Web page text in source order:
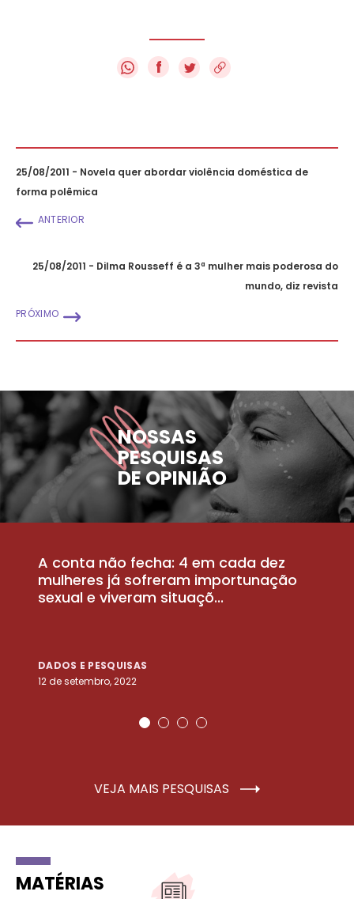
f
25/08/2011 - Novela quer abordar violência doméstica de
forma polêmica
ANTERIOR
25/08/2011 - Dilma Rousseff é a 3ª mulher mais poderosa do
mundo, diz revista
PRÓXIMO
NOSSAS
PESQUISAS
DE OPINIÃO
A conta não fecha: 4 em cada dez
mulheres já sofreram importunação
sexual e viveram situaçõ...
DADOS E PESQUISAS
12 de setembro, 2022
VEJA MAIS PESQUISAS
MATÉRIAS